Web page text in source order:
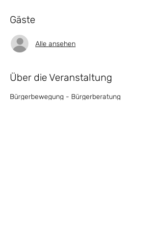
Gäste
Alle ansehen
Über die Veranstaltung
Bürgerbewegung - Bürgerberatung